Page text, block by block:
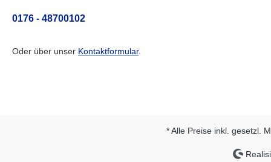
0176 - 48700102
Oder über unser Kontaktformular.
* Alle Preise inkl. gesetzl.